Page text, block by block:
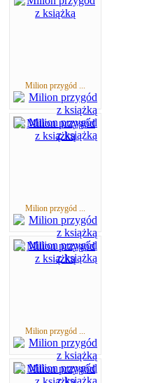
Milion przygód ...
Milion przygód ...
Milion przygód ...